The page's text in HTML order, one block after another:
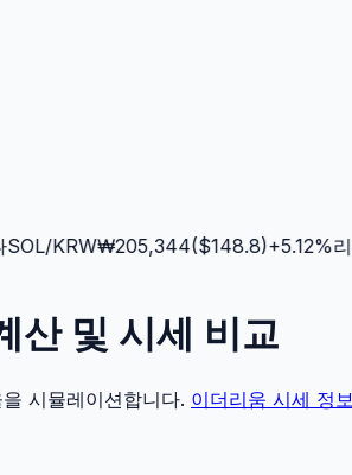
/KRW₩205,344($148.8)+5.12%리플
산 및 시세 비교
시뮬레이션합니다. 이더리움 시세 정보